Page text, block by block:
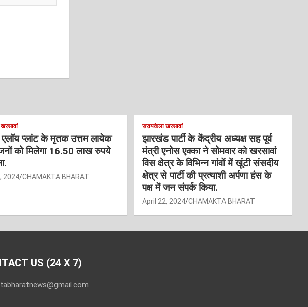
प्लांट के मृतक उत्तम लायेक
को मिलेगा 16.50 लाख रुपये
2024 CHAMAKTA BHARAT
सरायकेला खरसावां
झारखंड पार्टी के केंद्रीय अध्यक्ष सह पूर्व
मंत्री एनोस एक्का ने सोमवार को खरसावां
विस क्षेत्र के विभिन्न गांवों में खूंटी संसदीय
क्षेत्र से पार्टी की प्रत्याशी अर्पणा हंस के
पक्ष में जन संपर्क किया.
April 22, 2024 CHAMAKTA BHARAT
US (24 X 7)